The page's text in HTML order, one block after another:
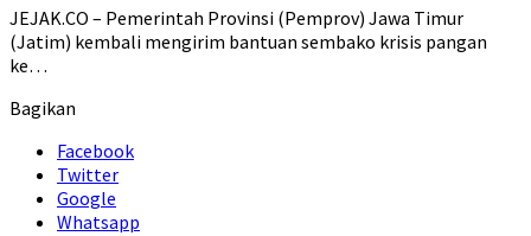
JEJAK.CO – Pemerintah Provinsi (Pemprov) Jawa Timur
(Jatim) kembali mengirim bantuan sembako krisis pangan
ke…
Bagikan
Facebook
Twitter
Google
Whatsapp